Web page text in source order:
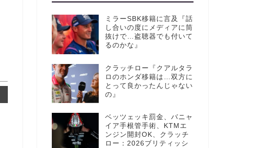
ミラーSBK移籍に言及『話
し合いの度にメディアに筒
抜けで…盗聴器でも付いて
るのかな』
クラッチロー『クアルタラ
ロのホンダ移籍は…双方に
とって良かったんじゃない
の』
ベッツェッキ罰金、バニャ
イア手根管手術、KTMエ
ンジン開封OK、クラッチ
ロー：2026ブリティッシ